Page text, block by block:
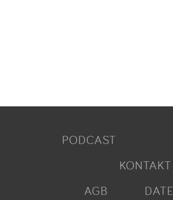
PODCAST
KONTAKT
AGB